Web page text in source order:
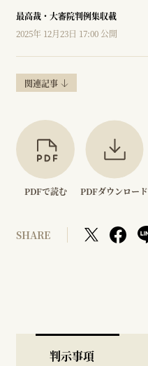
最高裁・大審院判例集収載
2025年 12月23日 17:00 公開
関連記事
PDFで読む PDFダウンロード
SHARE
判示事項